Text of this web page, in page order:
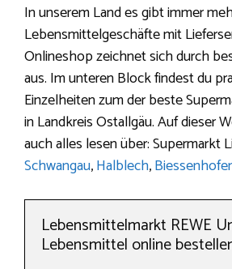
In unserem Land es gibt immer
Lebensmittelgeschäfte mit
Onlineshop zeichnet sich durch
aus. Im unteren Block findest du
Einzelheiten zum der beste
in Landkreis Ostallgäu. Auf dieser
auch alles lesen über: Supermarkt
Schwangau,Halblech,
Lebensmittelmarkt REWE
Lebensmittel online